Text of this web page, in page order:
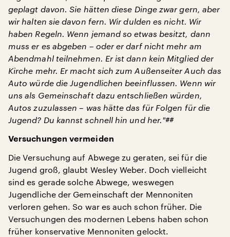
geplagt davon. Sie hätten diese Dinge zwar gern, aber
wir halten sie davon fern. Wir dulden es nicht. Wir
haben Regeln. Wenn jemand so etwas besitzt, dann
muss er es abgeben – oder er darf nicht mehr am
Abendmahl teilnehmen. Er ist dann kein Mitglied der
Kirche mehr. Er macht sich zum Außenseiter Auch das
Auto würde die Jugendlichen beeinflussen. Wenn wir
uns als Gemeinschaft dazu entschließen würden,
Autos zuzulassen – was hätte das für Folgen für die
Jugend? Du kannst schnell hin und her."##
Versuchungen vermeiden
Die Versuchung auf Abwege zu geraten, sei für die
Jugend groß, glaubt Wesley Weber. Doch vielleicht
sind es gerade solche Abwege, weswegen
Jugendliche der Gemeinschaft der Mennoniten
verloren gehen. So war es auch schon früher. Die
Versuchungen des modernen Lebens haben schon
früher konservative Mennoniten gelockt.